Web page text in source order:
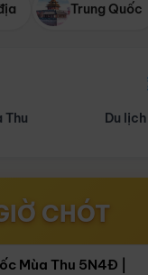
Trung Quốc
CHÓT
Điểm nổi bật
Mùa Thu 5N4Đ |